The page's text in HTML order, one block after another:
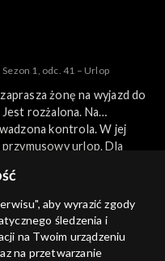
Sezon 1, odc. 41 – Urlop
żonę na wyjazd do
rozżalona. Na
kontrola. W jej
urlop. Dla
w prezencie herb rodziny
aby wyrazić zgody
śledzenia i
na Twoim urządzeniu
na przetwarzanie